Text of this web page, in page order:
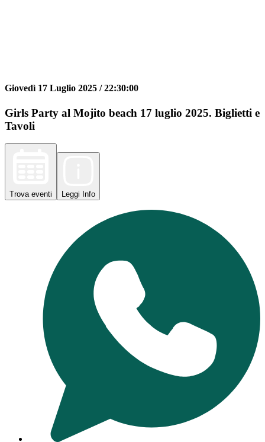
Giovedì 17 Luglio 2025 /22:30:00
Girls Party al Mojito beach 17 luglio 2025. Biglietti e
Tavoli
Trova eventi Leggi Info